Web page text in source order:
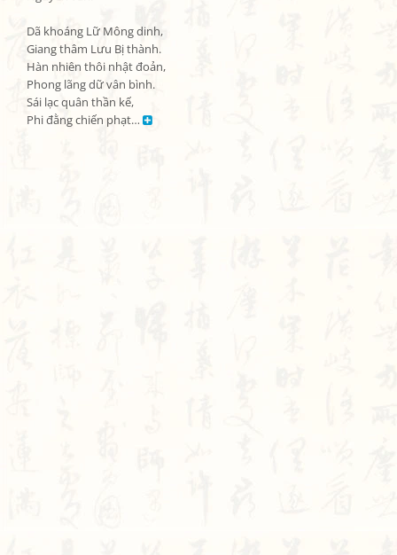
Dã khoáng Lữ Mông dinh,
Giang thâm Lưu Bị thành.
Hàn nhiên thôi nhật đoản,
Phong lãng dữ vân bình.
Sái lạc quân thần kế,
Phi đằng chiến phạt…